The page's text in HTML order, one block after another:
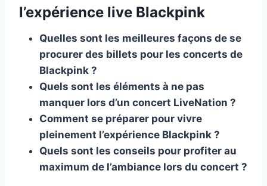
l’expérience live Blackpink
Quelles sont les meilleures façons de se
procurer des billets pour les concerts de
Blackpink ?
Quels sont les éléments à ne pas
manquer lors d’un concert LiveNation ?
Comment se préparer pour vivre
pleinement l’expérience Blackpink ?
Quels sont les conseils pour profiter au
maximum de l’ambiance lors du concert ?